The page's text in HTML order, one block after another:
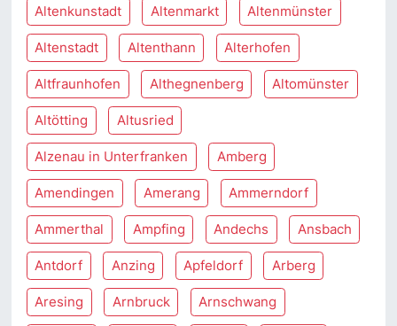
Altenkunstadt Altenmarkt Altenmünster
Altenstadt Altenthann Alterhofen
Altfraunhofen Althegnenberg Altomünster
Altötting Altusried
Alzenau in Unterfranken Amberg
Amendingen Amerang Ammerndorf
Ammerthal Ampfing Andechs Ansbach
Antdorf Anzing Apfeldorf Arberg
Aresing Arnbruck Arnschwang